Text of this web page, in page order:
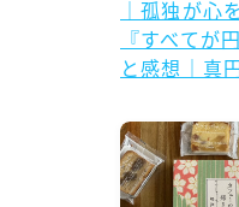
｜孤独が心
『すべてが
と感想｜真